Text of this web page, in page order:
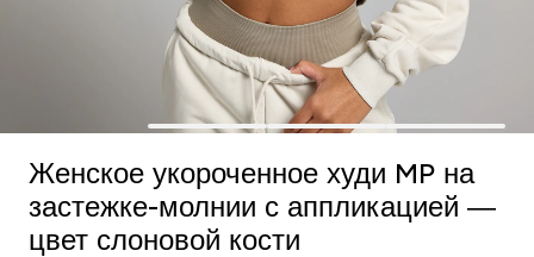
Женское укороченное худи MP на
застежке-молнии с аппликацией ―
цвет слоновой кости